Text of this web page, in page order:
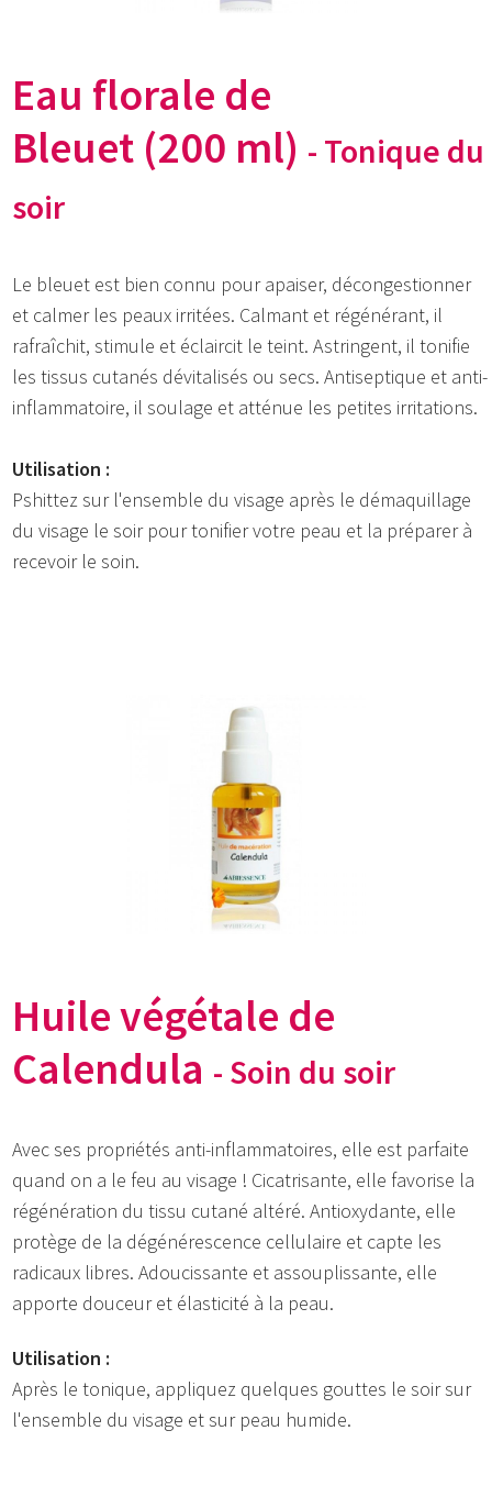
Eau florale de
Bleuet (200 ml) - Tonique du
soir
Le bleuet est bien connu pour apaiser, décongestionner
et calmer les peaux irritées. ​Calmant et régénérant, il
rafraîchit, stimule et éclaircit le teint. Astringent, il tonifie
les tissus cutanés dévitalisés ou secs. Antiseptique et anti-
inflammatoire, il soulage et atténue les petites irritations.
Utilisation :
Pshittez sur l'ensemble du visage après le démaquillage
du visage le soir pour tonifier votre peau et la préparer à
recevoir le soin.
Huile végétale de
Calendula - Soin du soir
Avec ses propriétés anti-inflammatoires, elle est parfaite
quand on a le feu au visage ! Cicatrisante, elle favorise la
régénération du tissu cutané altéré. Antioxydante, elle
protège de la dégénérescence cellulaire et capte les
radicaux libres. Adoucissante et assouplissante, elle
apporte douceur et élasticité à la peau.
Utilisation :
Après le tonique, appliquez quelques gouttes le soir sur
l'ensemble du visage et sur peau humide.